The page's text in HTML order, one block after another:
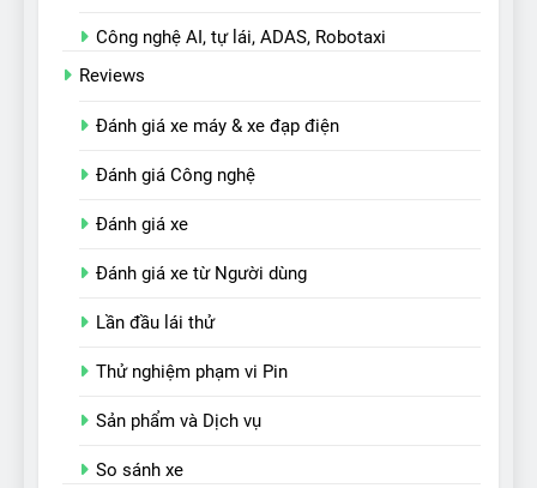
Công nghệ AI, tự lái, ADAS, Robotaxi
Reviews
Đánh giá xe máy & xe đạp điện
Đánh giá Công nghệ
Đánh giá xe
Đánh giá xe từ Người dùng
Lần đầu lái thử
Thử nghiệm phạm vi Pin
Sản phẩm và Dịch vụ
So sánh xe